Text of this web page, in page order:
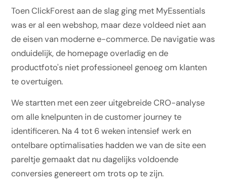
GEO
Ads
Toen ClickForest aan de slag ging met MyEssentials
was er al een webshop, maar deze voldeed niet aan
de eisen van moderne e-commerce. De navigatie was
onduidelijk, de homepage overladig en de
productfoto's niet professioneel genoeg om klanten
te overtuigen.
We startten met een zeer uitgebreide CRO-analyse
om alle knelpunten in de customer journey te
identificeren. Na 4 tot 6 weken intensief werk en
ontelbare optimalisaties hadden we van de site een
pareltje gemaakt dat nu dagelijks voldoende
conversies genereert om trots op te zijn.